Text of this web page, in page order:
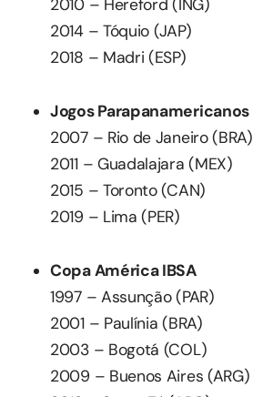
2010 – Hereford (ING)
2014 – Tóquio (JAP)
2018 – Madri (ESP)
Jogos Parapanamericanos
2007 – Rio de Janeiro (BRA)
2011 – Guadalajara (MEX)
2015 – Toronto (CAN)
2019 – Lima (PER)
Copa América IBSA
1997 – Assunção (PAR)
2001 – Paulínia (BRA)
2003 – Bogotá (COL)
2009 – Buenos Aires (ARG)